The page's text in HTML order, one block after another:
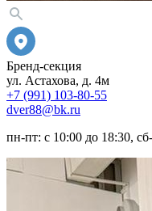
Бренд-секция
ул. Астахова, д. 4м
+7 (991) 103-80-55
dver88@bk.ru
пн-пт: с 10:00 до 18:30,